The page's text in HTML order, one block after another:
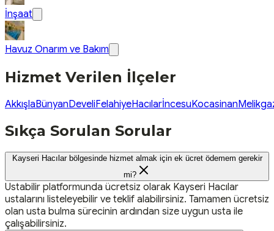
İnşaat
Havuz Onarım ve Bakım
Hizmet Verilen İlçeler
AkkışlaBünyanDeveliFelahiyeHacılarİncesuKocasinan
Sıkça Sorulan Sorular
Kayseri Hacılar bölgesinde hizmet almak için ek ücret ödemem gerekir
mi?
Ustabilir platformunda ücretsiz olarak Kayseri Hacılar
ustalarını listeleyebilir ve teklif alabilirsiniz. Tamamen ücretsiz
olan usta bulma sürecinin ardından size uygun usta ile
çalışabilirsiniz.